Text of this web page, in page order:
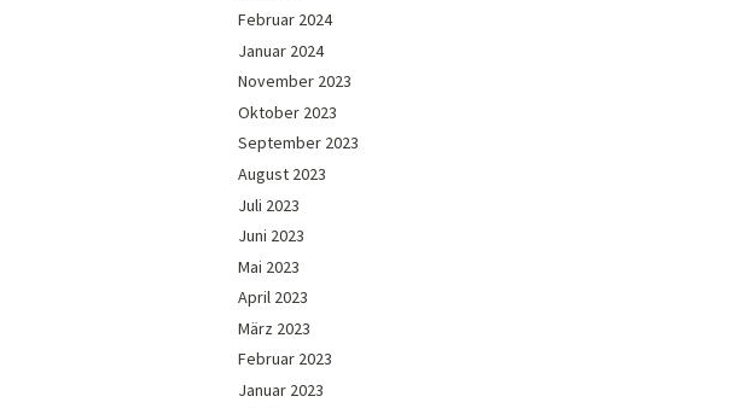
Februar 2024
Januar 2024
November 2023
Oktober 2023
September 2023
August 2023
Juli 2023
Juni 2023
Mai 2023
April 2023
März 2023
Februar 2023
Januar 2023